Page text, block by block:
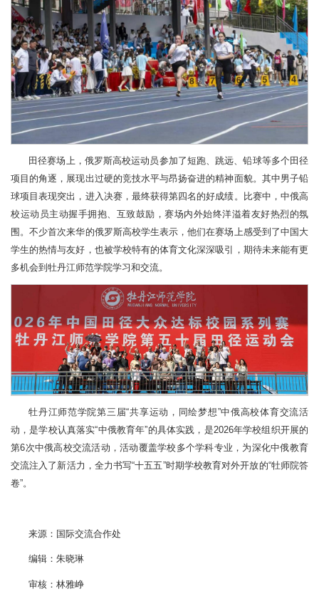
田径赛场上，俄罗斯高校运动员参加了短跑、跳远、铅球等多个田径
项目的角逐，展现出过硬的竞技水平与昂扬奋进的精神面貌。其中男子铅
球项目表现突出，进入决赛，最终获得第四名的好成绩。比赛中，中俄高
校运动员主动握手拥抱、互致鼓励，赛场内外始终洋溢着友好热烈的氛
围。不少首次来华的俄罗斯高校学生表示，他们在赛场上感受到了中国大
学生的热情与友好，也被学校特有的体育文化深深吸引，期待未来能有更
多机会到牡丹江师范学院学习和交流。
牡丹江师范学院第三届“共享运动，同绘梦想”中俄高校体育交流活
动，是学校认真落实“中俄教育年”的具体实践，是2026年学校组织开展的
第6次中俄高校交流活动，活动覆盖学校多个学科专业，为深化中俄教育
交流注入了新活力，全力书写“十五五”时期学校教育对外开放的“牡师院答
卷”。
来源：国际交流合作处
编辑：朱晓琳
审核：林雅峥